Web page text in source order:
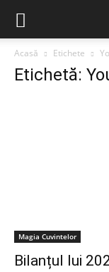
Acasă Etichete
Etichetă:
Magia Cuvintelor
Bilanțul lui